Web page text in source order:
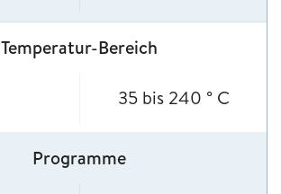
Temperatur-Bereich
35 bis 240 ° C
Programme